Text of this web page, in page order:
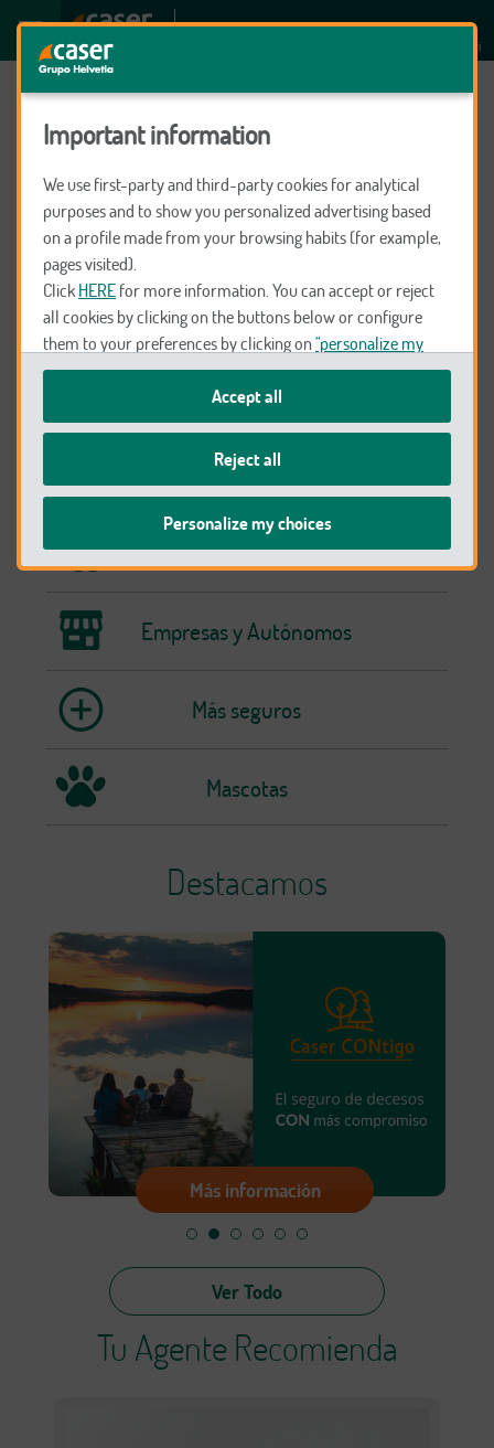
JESSICA GONZALEZ GARCIA
Preparados para ti
Seguros
Coche y Moto
Salud
Hogar
Vida y Ahorro
Empresas y Autónomos
Más seguros
Mascotas
Destacamos
Más información
Ver Todo
Tu Agente Recomienda
Important information
We use first-party and third-party cookies for analytical
purposes and to show you personalized advertising based
on a profile made from your browsing habits (for example,
pages visited).
Click HERE for more information. You can accept or reject
all cookies by clicking on the buttons below or configure
them to your preferences by clicking on"personalize my
choices".
We remind you that you can modify your cookie settings at
Cookie Policy
Accept all
Reject all
Personalize my choices